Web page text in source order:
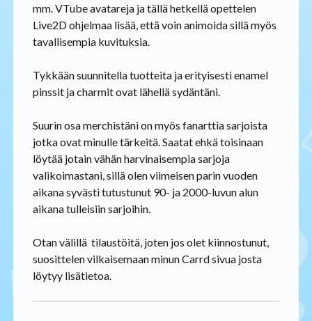
mm. VTube avatareja ja tällä hetkellä opettelen
Live2D ohjelmaa lisää, että voin animoida sillä myös
tavallisempia kuvituksia.
Tykkään suunnitella tuotteita ja erityisesti enamel
pinssit ja charmit ovat lähellä sydäntäni.
Suurin osa merchistäni on myös fanarttia sarjoista
jotka ovat minulle tärkeitä. Saatat ehkä toisinaan
löytää jotain vähän harvinaisempia sarjoja
valikoimastani, sillä olen viimeisen parin vuoden
aikana syvästi tutustunut 90- ja 2000-luvun alun
aikana tulleisiin sarjoihin.
Otan välillä tilaustöitä, joten jos olet kiinnostunut,
suosittelen vilkaisemaan minun Carrd sivua josta
löytyy lisätietoa.